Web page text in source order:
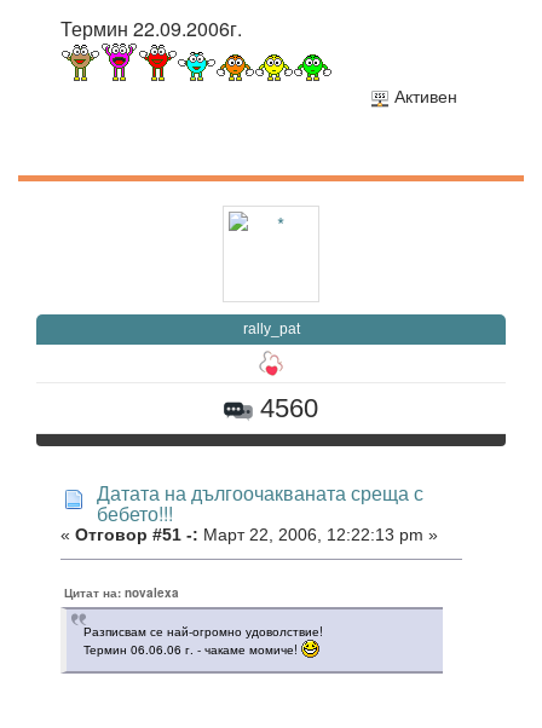
Термин 22.09.2006г.
Активен
rally_pat
4560
Датата на дългоочакваната среща с
бебето!!!
« Отговор #51 -: Март 22, 2006, 12:22:13 pm »
Цитат на: novalexa
Разписвам се най-огромно удоволствие!
Термин 06.06.06 г. - чакаме момиче!